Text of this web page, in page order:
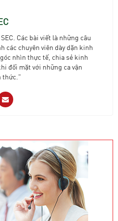
Các bài viết là những câu
các chuyên viên dày dặn kinh
nhìn thực tế, chia sẻ kinh
đối mặt với những ca vận
thức."